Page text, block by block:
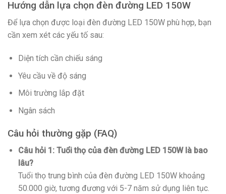
Hướng dẫn lựa chọn đèn đường LED 150W
Để lựa chọn được loại đèn đường LED 150W phù hợp, bạn
cần xem xét các yếu tố sau:
Diện tích cần chiếu sáng
Yêu cầu về độ sáng
Môi trường lắp đặt
Ngân sách
Câu hỏi thường gặp (FAQ)
Câu hỏi 1: Tuổi thọ của đèn đường LED 150W là bao
lâu?
Tuổi thọ trung bình của đèn đường LED 150W khoảng
50.000 giờ, tương đương với 5-7 năm sử dụng liên tục.